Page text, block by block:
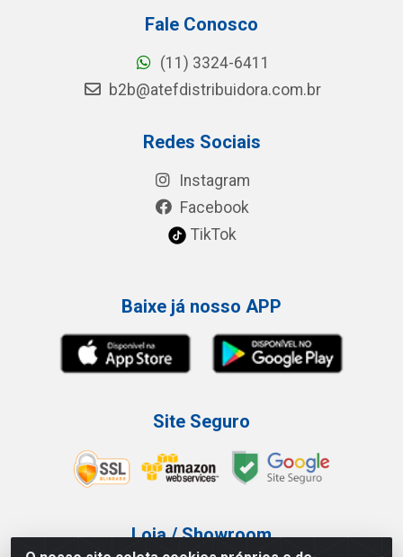
Fale Conosco
(11) 3324-6411
b2b@atefdistribuidora.com.br
Redes Sociais
Instagram
Facebook
TikTok
Baixe já nosso APP
Site Seguro
Loja / Showroom